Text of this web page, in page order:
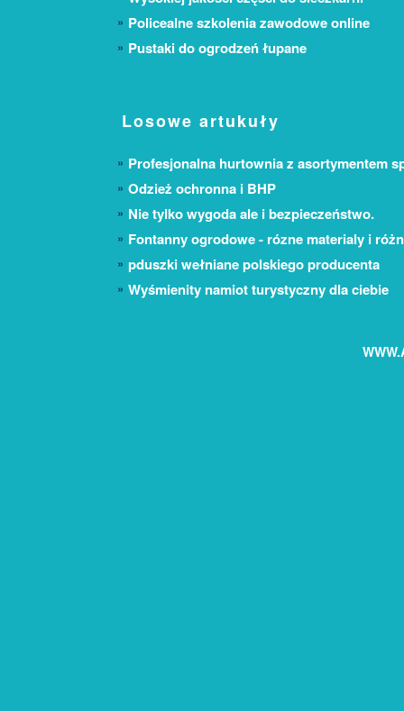
Policealne szkolenia zawodowe online
Pustaki do ogrodzeń łupane
Losowe artukuły
Profesjonalna hurtownia z asortymentem
Odzież ochronna i BHP
Nie tylko wygoda ale i bezpieczeństwo.
Fontanny ogrodowe - rózne materialy i
pduszki wełniane polskiego producenta
Wyśmienity namiot turystyczny dla ciebie